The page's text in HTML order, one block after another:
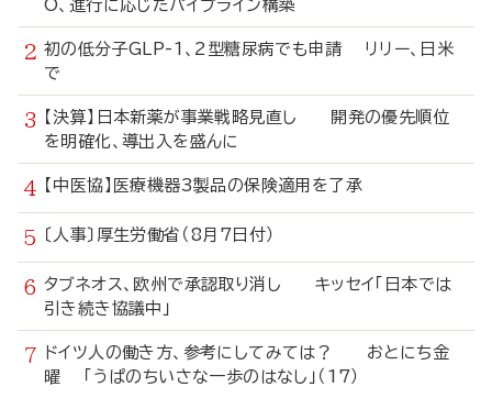
O、進行に応じたパイプライン構築
初の低分子GLP-1、2型糖尿病でも申請 リリー、日米
で
【決算】日本新薬が事業戦略見直し 開発の優先順位
を明確化、導出入を盛んに
【中医協】医療機器3製品の保険適用を了承
〔人事〕厚生労働省（8月7日付）
タブネオス、欧州で承認取り消し キッセイ「日本では
引き続き協議中」
ドイツ人の働き方、参考にしてみては？ おとにち金
曜 「うぱのちいさな一歩のはなし」（17）